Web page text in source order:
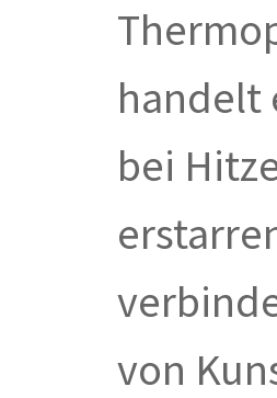
handelt
bei
von